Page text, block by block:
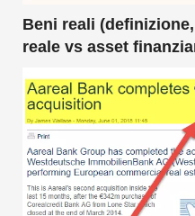
Beni reali
reale vs asset